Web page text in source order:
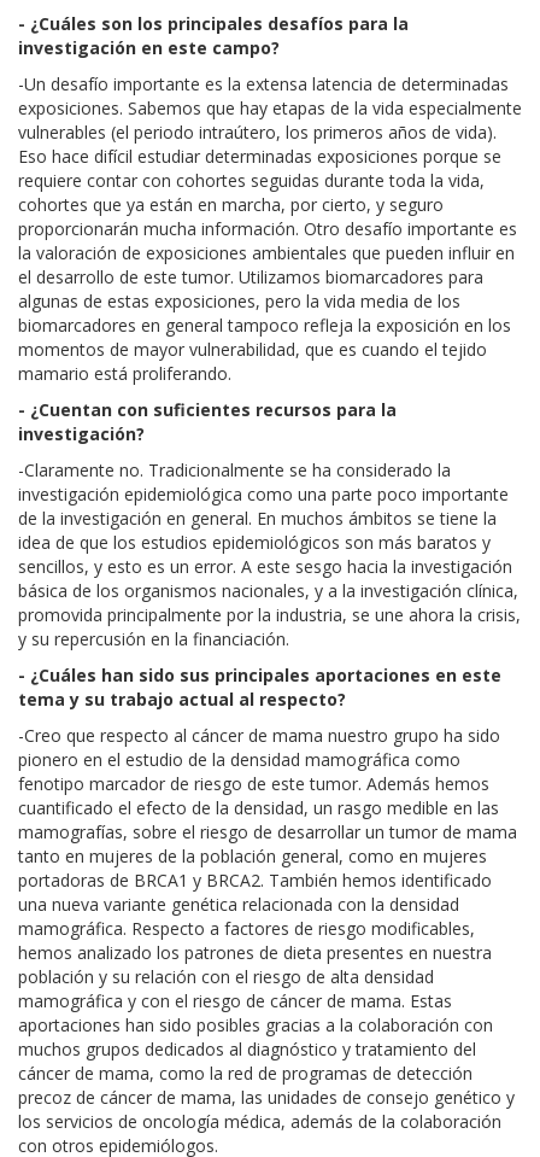
- ¿Cuáles son los principales desafíos para la
investigación en este campo?
-Un desafío importante es la extensa latencia de determinadas
exposiciones. Sabemos que hay etapas de la vida especialmente
vulnerables (el periodo intraútero, los primeros años de vida).
Eso hace difícil estudiar determinadas exposiciones porque se
requiere contar con cohortes seguidas durante toda la vida,
cohortes que ya están en marcha, por cierto, y seguro
proporcionarán mucha información. Otro desafío importante es
la valoración de exposiciones ambientales que pueden influir en
el desarrollo de este tumor. Utilizamos biomarcadores para
algunas de estas exposiciones, pero la vida media de los
biomarcadores en general tampoco refleja la exposición en los
momentos de mayor vulnerabilidad, que es cuando el tejido
mamario está proliferando.
- ¿Cuentan con suficientes recursos para la
investigación?
-Claramente no. Tradicionalmente se ha considerado la
investigación epidemiológica como una parte poco importante
de la investigación en general. En muchos ámbitos se tiene la
idea de que los estudios epidemiológicos son más baratos y
sencillos, y esto es un error. A este sesgo hacia la investigación
básica de los organismos nacionales, y a la investigación clínica,
promovida principalmente por la industria, se une ahora la crisis,
y su repercusión en la financiación.
- ¿Cuáles han sido sus principales aportaciones en este
tema y su trabajo actual al respecto?
-Creo que respecto al cáncer de mama nuestro grupo ha sido
pionero en el estudio de la densidad mamográfica como
fenotipo marcador de riesgo de este tumor. Además hemos
cuantificado el efecto de la densidad, un rasgo medible en las
mamografías, sobre el riesgo de desarrollar un tumor de mama
tanto en mujeres de la población general, como en mujeres
portadoras de BRCA1 y BRCA2. También hemos identificado
una nueva variante genética relacionada con la densidad
mamográfica. Respecto a factores de riesgo modificables,
hemos analizado los patrones de dieta presentes en nuestra
población y su relación con el riesgo de alta densidad
mamográfica y con el riesgo de cáncer de mama. Estas
aportaciones han sido posibles gracias a la colaboración con
muchos grupos dedicados al diagnóstico y tratamiento del
cáncer de mama, como la red de programas de detección
precoz de cáncer de mama, las unidades de consejo genético y
los servicios de oncología médica, además de la colaboración
con otros epidemiólogos.